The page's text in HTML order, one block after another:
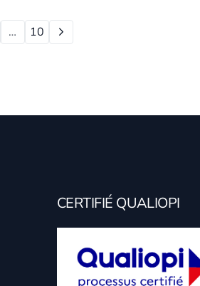
… 10
CERTIFIÉ QUALIOPI